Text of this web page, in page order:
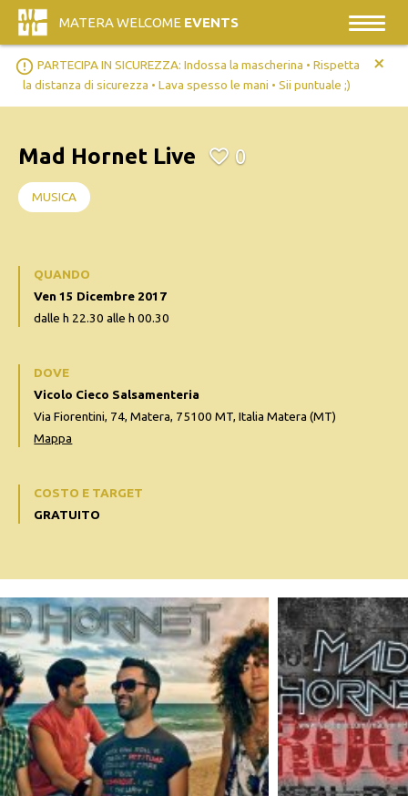
MATERA WELCOME EVENTS
error_outline PARTECIPA IN SICUREZZA: Indossa la mascherina • Rispetta
la distanza di sicurezza • Lava spesso le mani • Sii puntuale ;)
+
Mad Hornet Live 0
MUSICA
QUANDO
Ven 15 Dicembre 2017
dalle h 22.30 alle h 00.30
DOVE
Vicolo Cieco Salsamenteria
Via Fiorentini, 74, Matera, 75100 MT, Italia Matera (MT)
Mappa
COSTO E TARGET
GRATUITO